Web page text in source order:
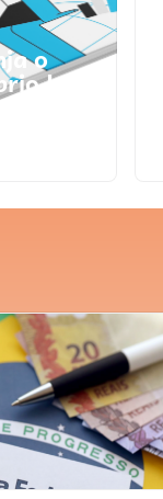
o
|